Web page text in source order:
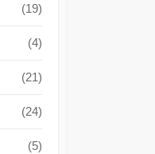
(19)
(4)
(21)
(24)
(5)